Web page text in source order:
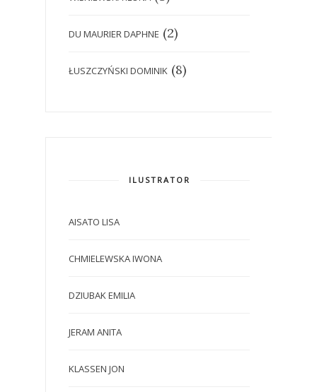
DU MAURIER DAPHNE (2)
ŁUSZCZYŃSKI DOMINIK (8)
ILUSTRATOR
AISATO LISA
CHMIELEWSKA IWONA
DZIUBAK EMILIA
JERAM ANITA
KLASSEN JON